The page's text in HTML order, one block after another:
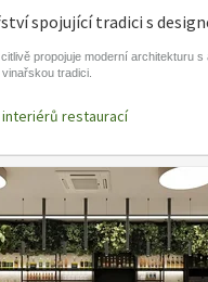
spojující tradici s
propojuje moderní architekturu
tradici.
interiérů restaurací